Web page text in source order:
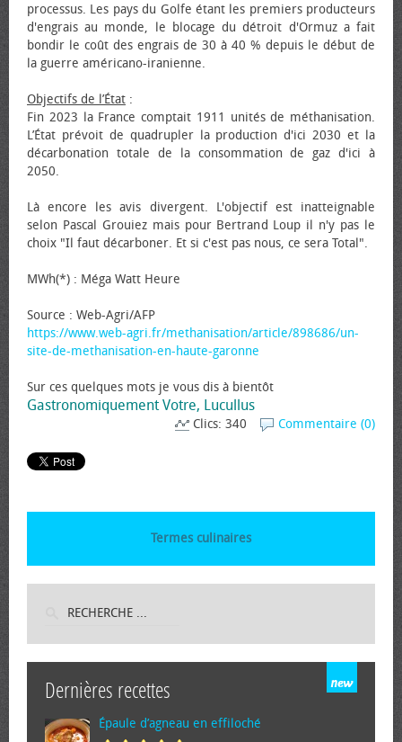
processus. Les pays du Golfe étant les premiers producteurs
d'engrais au monde, le blocage du détroit d'Ormuz a fait
bondir le coût des engrais de 30 à 40 % depuis le début de
la guerre américano-iranienne.
Objectifs de l’État :
Fin 2023 la France comptait 1911 unités de méthanisation.
L’État prévoit de quadrupler la production d'ici 2030 et la
décarbonation totale de la consommation de gaz d'ici à
2050.
Là encore les avis divergent. L'objectif est inatteignable
selon Pascal Grouiez mais pour Bertrand Loup il n'y pas le
choix "Il faut décarboner. Et si c'est pas nous, ce sera Total".
MWh(*) : Méga Watt Heure
Source : Web-Agri/AFP
https://www.web-agri.fr/methanisation/article/898686/un-
site-de-methanisation-en-haute-garonne
Sur ces quelques mots je vous dis à bientôt
Gastronomiquement Votre, Lucullus
Commentaire (0)
Clics: 340
Termes culinaires
Dernières recettes
Épaule d’agneau en effiloché